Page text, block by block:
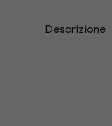
Descrizione